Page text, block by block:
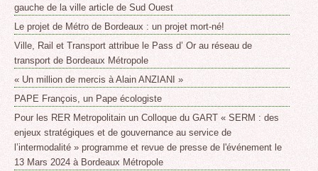
gauche de la ville article de Sud Ouest
Le projet de Métro de Bordeaux : un projet mort-né!
Ville, Rail et Transport attribue le Pass d’ Or au réseau de
transport de Bordeaux Métropole
« Un million de mercis à Alain ANZIANI »
PAPE François, un Pape écologiste
Pour les RER Metropolitain un Colloque du GART « SERM : des
enjeux stratégiques et de gouvernance au service de
l’intermodalité » programme et revue de presse de l'événement le
13 Mars 2024 à Bordeaux Métropole